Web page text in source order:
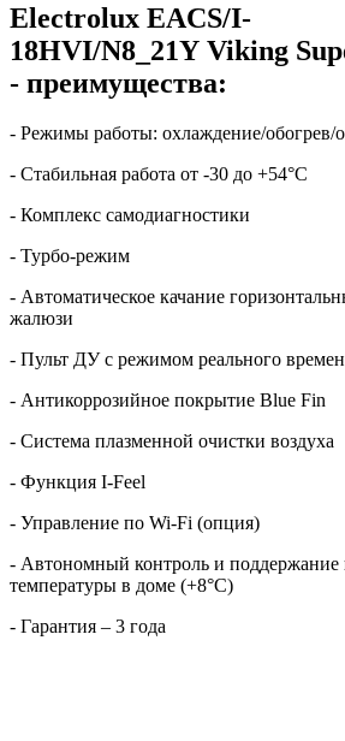
Electrolux EACS/I-
18HVI/N8_21Y Viking
- преимущества:
- Режимы работы: охлаждение/обогрев/
- Стабильная работа от -30 до +54°C
- Комплекс самодиагностики
- Турбо-режим
- Автоматическое качание
жалюзи
- Пульт ДУ с режимом реального
- Антикоррозийное покрытие Blue Fin
- Система плазменной очистки воздуха
- Функция I-Feel
- Управление по Wi-Fi (опция)
- Автономный контроль и поддержание
температуры в доме (+8°С)
- Гарантия – 3 года